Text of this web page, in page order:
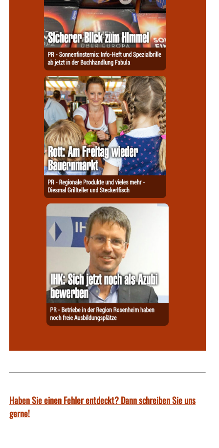
Haben Sie einen Fehler entdeckt? Dann schreiben Sie uns
gerne!